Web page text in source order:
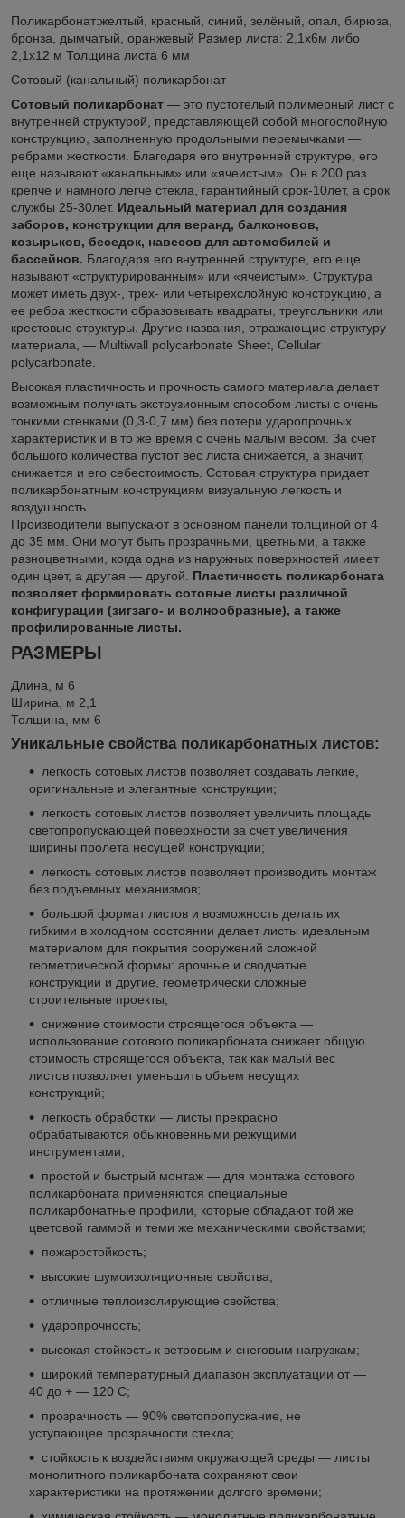
Поликарбонат:желтый, красный, синий, зелёный, опал, бирюза,
бронза, дымчатый, оранжевый Размер листа: 2,1х6м либо
2,1х12 м Толщина листа 6 мм
Сотовый (канальный) поликарбонат
Сотовый поликарбонат — это пустотелый полимерный лист с
внутренней структурой, представляющей собой многослойную
конструкцию, заполненную продольными перемычками —
ребрами жесткости. Благодаря его внутренней структуре, его
еще называют «канальным» или «ячеистым». Он в 200 раз
крепче и намного легче стекла, гарантийный срок-10лет, а срок
службы 25-30лет. Идеальный материал для создания
заборов, конструкции для веранд, балконовов,
козырьков, беседок, навесов для автомобилей и
бассейнов. Благодаря его внутренней структуре, его еще
называют «структурированным» или «ячеистым». Структура
может иметь двух-, трех- или четырехслойную конструкцию, а
ее ребра жесткости образовывать квадраты, треугольники или
крестовые структуры. Другие названия, отражающие структуру
материала, — Multiwall polycarbonate Sheet, Cellular
polycarbonate.
Высокая пластичность и прочность самого материала делает
возможным получать экструзионным способом листы с очень
тонкими стенками (0,3-0,7 мм) без потери ударопрочных
характеристик и в то же время с очень малым весом. За счет
большого количества пустот вес листа снижается, а значит,
снижается и его себестоимость. Сотовая структура придает
поликарбонатным конструкциям визуальную легкость и
воздушность.
Производители выпускают в основном панели толщиной от 4
до 35 мм. Они могут быть прозрачными, цветными, а также
разноцветными, когда одна из наружных поверхностей имеет
один цвет, а другая — другой. Пластичность поликарбоната
позволяет формировать сотовые листы различной
конфигурации (зигзаго- и волнообразные), а также
профилированные листы.
РАЗМЕРЫ
Длина, м 6
Ширина, м 2,1
Толщина, мм 6
Уникальные свойства поликарбонатных листов:
легкость сотовых листов позволяет создавать легкие,
оригинальные и элегантные конструкции;
легкость сотовых листов позволяет увеличить площадь
светопропускающей поверхности за счет увеличения
ширины пролета несущей конструкции;
легкость сотовых листов позволяет производить монтаж
без подъемных механизмов;
большой формат листов и возможность делать их
гибкими в холодном состоянии делает листы идеальным
материалом для покрытия сооружений сложной
геометрической формы: арочные и сводчатые
конструкции и другие, геометрически сложные
строительные проекты;
снижение стоимости строящегося объекта —
использование сотового поликарбоната снижает общую
стоимость строящегося объекта, так как малый вес
листов позволяет уменьшить объем несущих
конструкций;
легкость обработки — листы прекрасно
обрабатываются обыкновенными режущими
инструментами;
простой и быстрый монтаж — для монтажа сотового
поликарбоната применяются специальные
поликарбонатные профили, которые обладают той же
цветовой гаммой и теми же механическими свойствами;
пожаростойкость;
высокие шумоизоляционные свойства;
отличные теплоизолирующие свойства;
ударопрочность;
высокая стойкость к ветровым и снеговым нагрузкам;
широкий температурный диапазон эксплуатации от —
40 до + — 120 С;
прозрачность — 90% светопропускание, не
уступающее прозрачности стекла;
стойкость к воздействиям окружающей среды — листы
монолитного поликарбоната сохраняют свои
характеристики на протяжении долгого времени;